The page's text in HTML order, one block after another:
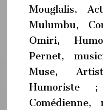
Mouglalis,
Mulumbu,
Omiri,
Pernet,
Muse,
Humoriste